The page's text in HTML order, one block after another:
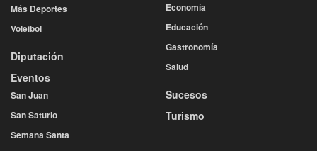
Más Deportes
Voleibol
Diputación
Eventos
San Juan
San Saturio
Semana Santa
Economía
Educación
Gastronomía
Salud
Sucesos
Turismo